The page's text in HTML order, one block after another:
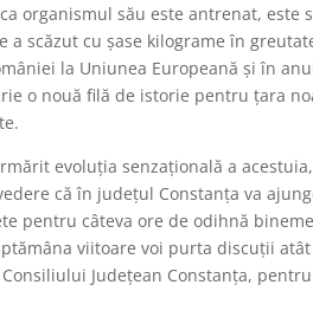
organismul său este antrenat,
a scăzut cu şase kilograme în
la Uniunea Europeană şi în
o nouă filă de istorie pentru ţara
ărit evoluţia senzaţională a
că în judeţul Constanţa va
pentru câteva ore de odihnă
ptămâna viitoare voi purta discuţii
Judeţean Constanţa,